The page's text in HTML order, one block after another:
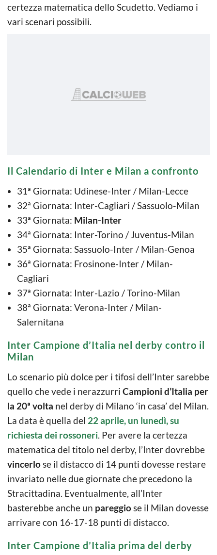
certezza matematica dello Scudetto. Vediamo i
vari scenari possibili.
Il Calendario di Inter e Milan a confronto
31ª Giornata: Udinese-Inter / Milan-Lecce
32ª Giornata: Inter-Cagliari / Sassuolo-Milan
33ª Giornata: Milan-Inter
34ª Giornata: Inter-Torino / Juventus-Milan
35ª Giornata: Sassuolo-Inter / Milan-Genoa
36ª Giornata: Frosinone-Inter / Milan-
Cagliari
37ª Giornata: Inter-Lazio / Torino-Milan
38ª Giornata: Verona-Inter / Milan-
Salernitana
Inter Campione d’Italia nel derby contro il
Milan
Lo scenario più dolce per i tifosi dell’Inter sarebbe
quello che vede i nerazzurri Campioni d’Italia per
la 20ª volta nel derby di Milano ‘in casa’ del Milan.
La data è quella del 22 aprile, un lunedì, su
richiesta dei rossoneri. Per avere la certezza
matematica del titolo nel derby, l’Inter dovrebbe
vincerlose il distacco di 14 punti dovesse restare
invariato nelle due giornate che precedono la
Stracittadina. Eventualmente, all’Inter
basterebbe anche un pareggiose il Milan dovesse
arrivare con 16-17-18 punti di distacco.
Inter Campione d’Italia prima del derby